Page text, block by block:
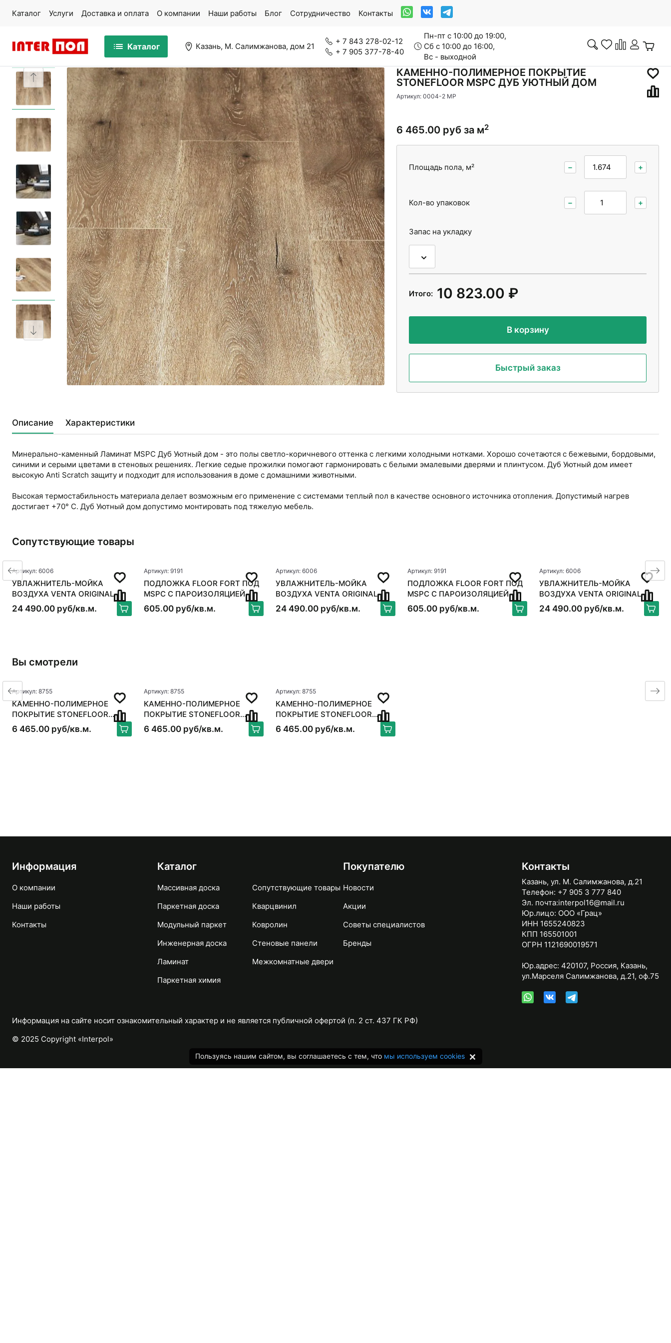
Каталог Услуги Доставка и оплата О компании Наши работы Блог Сотрудничество Контакты
Каталог Казань, М. Салимжанова, дом 21
+ 7 843 278-02-12
+ 7 905 377-78-40
Пн-пт с 10:00 до 19:00,
Сб с 10:00 до 16:00,
Вс - выходной
Массивная доска Паркетная доска Модульный паркет
Ламинат Паркетная химия Сопутствующие товары
Ковролин Стеновые панели Межкомнатные двери
КАМЕННО-ПОЛИМЕРНОЕ ПОКРЫТИЕ
STONEFLOOR MSPC ДУБ УЮТНЫЙ ДОМ
Артикул: 0004-2 MP
6 465.00 руб за м2
Площадь пола, м² − +
Кол-во упаковок − +
Запас на укладку
Итого: 10 823.00 ₽
В корзину
Быстрый заказ
Описание Характеристики
Минерально-каменный Ламинат MSPC Дуб Уютный дом - это полы светло-коричневого оттенка с легкими холодными нотками. Хорошо сочетаются с бежевыми, бордовыми,
синими и серыми цветами в стеновых решениях. Легкие седые прожилки помогают гармонировать с белыми эмалевыми дверями и плинтусом. Дуб Уютный дом имеет
высокую Anti Scratch защиту и подходит для использования в доме с домашними животными.
Высокая термостабильность материала делает возможным его применение с системами теплый пол в качестве основного источника отопления. Допустимый нагрев
достигает +70° С. Дуб Уютный дом допустимо монтировать под тяжелую мебель.
Сопутствующие товары
Артикул: 6006
УВЛАЖНИТЕЛЬ-МОЙКА
ВОЗДУХА VENTA ORIGINAL
LW15, БЕЛЫЙ
24 490.00 руб/кв.м.
Артикул: 9191
ПОДЛОЖКА FLOOR FORT ПОД
MSPC C ПАРОИЗОЛЯЦИЕЙ
605.00 руб/кв.м.
Артикул: 6006
УВЛАЖНИТЕЛЬ-МОЙКА
ВОЗДУХА VENTA ORIGINAL
LW15, БЕЛЫЙ
24 490.00 руб/кв.м.
Артикул: 9191
ПОДЛОЖКА FLOOR FORT ПОД
MSPC C ПАРОИЗОЛЯЦИЕЙ
605.00 руб/кв.м.
Артикул: 6006
УВЛАЖНИТЕЛЬ-МОЙКА
ВОЗДУХА VENTA ORIGINAL
LW15, БЕЛЫЙ
24 490.00 руб/кв.м.
Вы смотрели
Артикул: 8755
КАМЕННО-ПОЛИМЕРНОЕ
ПОКРЫТИЕ STONEFLOOR
MSPC ДУБ УЮТНЫЙ ДОМ
6 465.00 руб/кв.м.
Артикул: 8755
КАМЕННО-ПОЛИМЕРНОЕ
ПОКРЫТИЕ STONEFLOOR
MSPC ДУБ УЮТНЫЙ ДОМ
6 465.00 руб/кв.м.
Артикул: 8755
КАМЕННО-ПОЛИМЕРНОЕ
ПОКРЫТИЕ STONEFLOOR
MSPC ДУБ УЮТНЫЙ ДОМ
6 465.00 руб/кв.м.
Информация
О компании
Наши работы
Контакты
Каталог
Массивная доска
Паркетная доска
Модульный паркет
Инженерная доска
Ламинат
Паркетная химия
Сопутствующие товары
Кварцвинил
Ковролин
Стеновые панели
Межкомнатные двери
Покупателю
Новости
Акции
Советы специалистов
Бренды
Контакты
Казань, ул. М. Салимжанова, д.21
Телефон: +7 905 3 777 840
Эл. почта:interpol16@mail.ru
Юр.лицо: ООО «Грац»
ИНН 1655240823
КПП 165501001
ОГРН 1121690019571
Юр.адрес: 420107, Россия, Казань,
ул.Марселя Салимжанова, д.21, оф.75
Информация на сайте носит ознакомительный характер и не является публичной офертой (п. 2 ст. 437 ГК РФ)
© 2025 Copyright «Interpol»
Пользуясь нашим сайтом, вы соглашаетесь с тем, что мы используем cookies